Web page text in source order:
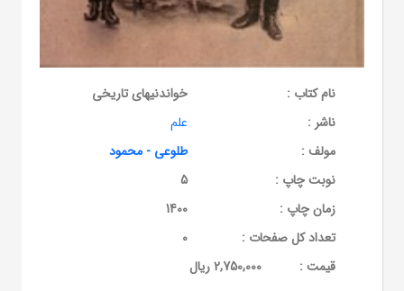
نام کتاب :
خواندنیهای تاریخی
ناشر :
علم
مولف :
طلوعی - محمود
نوبت چاپ :
5
زمان چاپ :
1400
تعداد کل صفحات :
0
قيمت :
2,750,000 ریال